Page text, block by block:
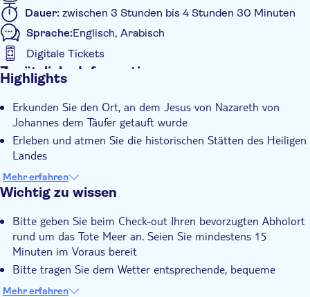
Dauer: zwischen 3 Stunden bis 4 Stunden 30 Minuten
Sprache:Englisch, Arabisch
Digitale Tickets
Zusätzliche Informationen
Bevorzugter Eintritt
Eintritte inbegriffen
Exklusive Orte
Geführte Tour
Lokales Flair
Private Tour
Abholservice vom Hotel
Inklusive Transfer
Highlights
Erkunden Sie den Ort, an dem Jesus von Nazareth von
Johannes dem Täufer getauft wurde
Erleben und atmen Sie die historischen Stätten des Heiligen
Landes
Erfahren Sie mehr darüber, warum dieser Ort in allen drei
großen Religionen als heilig gilt
Mehr erfahren
Wichtig zu wissen
Bitte geben Sie beim Check-out Ihren bevorzugten Abholort
rund um das Tote Meer an. Seien Sie mindestens 15
Minuten im Voraus bereit
Bitte tragen Sie dem Wetter entsprechende, bequeme
Kleidung und Schuhe
Mehr erfahren